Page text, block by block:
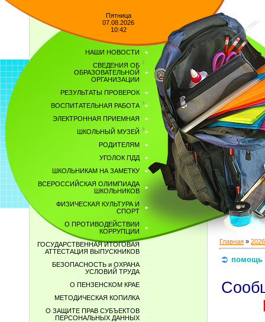
Пятница
07.08.2026
10:42
НАШИ НОВОСТИ
СВЕДЕНИЯ ОБ
ОБРАЗОВАТЕЛЬНОЙ
ОРГАНИЗАЦИИ
РЕЗУЛЬТАТЫ ПРОВЕРОК
ВОСПИТАТЕЛЬНАЯ РАБОТА
ЭЛЕКТРОННАЯ ПРИЕМНАЯ
ШКОЛЬНЫЙ МУЗЕЙ
РОДИТЕЛЯМ
УГОЛОК ПДД
ШКОЛЬНИКАМ НА ЗАМЕТКУ
ВСЕРОССИЙСКАЯ ОЛИМПИАДА
ШКОЛЬНИКОВ
ФИЗИЧЕСКАЯ КУЛЬТУРА И
СПОРТ
О ПРОТИВОДЕЙСТВИИ
КОРРУПЦИИ
ГОСУДАРСТВЕННАЯ ИТОГОВАЯ
АТТЕСТАЦИЯ ВЫПУСКНИКОВ
БЕЗОПАСНОСТЬ и ОХРАНА
УСЛОВИЙ ТРУДА
О ПЕНЗЕНСКОМ КРАЕ
МЕТОДИЧЕСКАЯ КОПИЛКА
О ЗАЩИТЕ ПРАВ СУБЪЕКТОВ
ПЕРСОНАЛЬНЫХ ДАННЫХ
Главная » 2026
помощь